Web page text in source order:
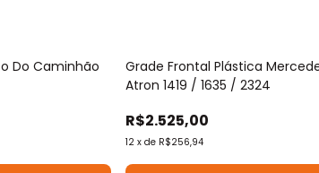
Do Caminhão
Grade Frontal Plástica
Atron 1419 / 1635 / 2324
R$2.525,00
12 x de R$256,94